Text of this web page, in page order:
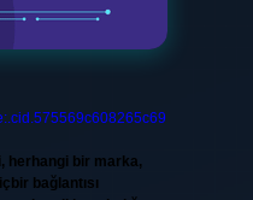
herhangi bir marka,
bağlantısı